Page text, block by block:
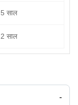
5 साल
2 साल
-